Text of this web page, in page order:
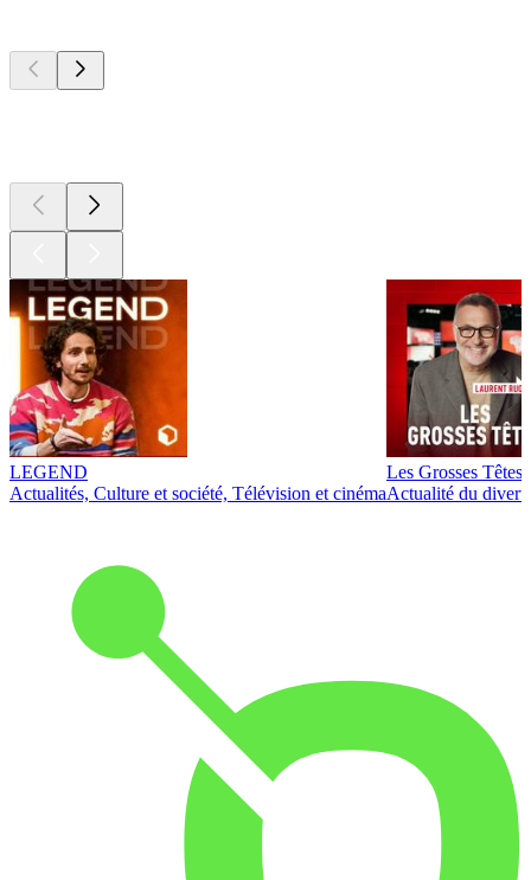
LEGEND
Actualités, Culture et société, Télévision et cinéma
Les Grosses Têtes
Actualité du